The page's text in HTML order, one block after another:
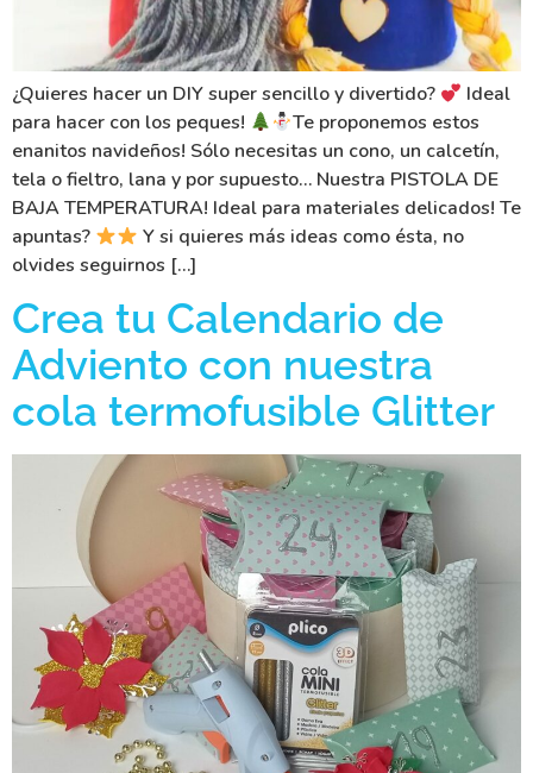
¿Quieres hacer un DIY super sencillo y divertido?
Ideal
para hacer con los peques!
Te proponemos estos
enanitos navideños! Sólo necesitas un cono, un calcetín,
tela o fieltro, lana y por supuesto… Nuestra PISTOLA DE
BAJA TEMPERATURA! Ideal para materiales delicados! Te
apuntas?
Y si quieres más ideas como ésta, no
olvides seguirnos […]
Crea tu Calendario de
Adviento con nuestra
cola termofusible Glitter